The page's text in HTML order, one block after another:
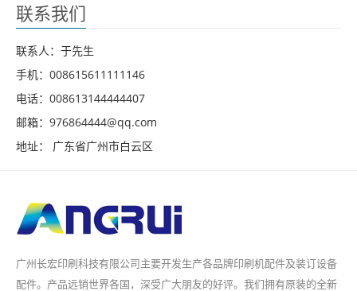
联系我们
联系人：于先生
手机：008615611111146
电话：008613144444407
邮箱：976864444@qq.com
地址： 广东省广州市白云区
广州长宏印刷科技有限公司主要开发生产各品牌印刷机配件及装订设备
配件。产品远销世界各国，深受广大朋友的好评。我们拥有原装的全新